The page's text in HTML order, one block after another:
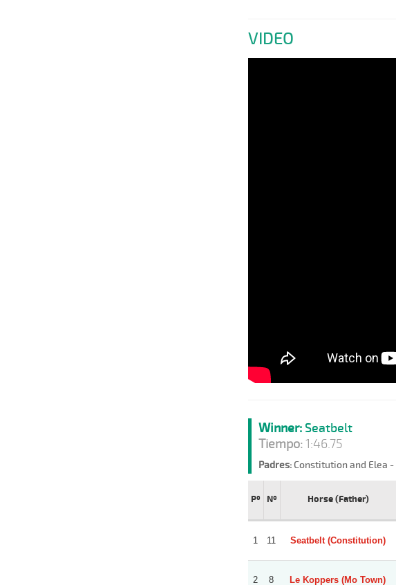
VIDEO
Winner:Seatbelt
Tiempo:1:46.75
Padres:Constitution and Elea -
Pº Nº Horse (Father)
1 11 Seatbelt (Constitution)
2 8 Le Koppers (Mo Town)